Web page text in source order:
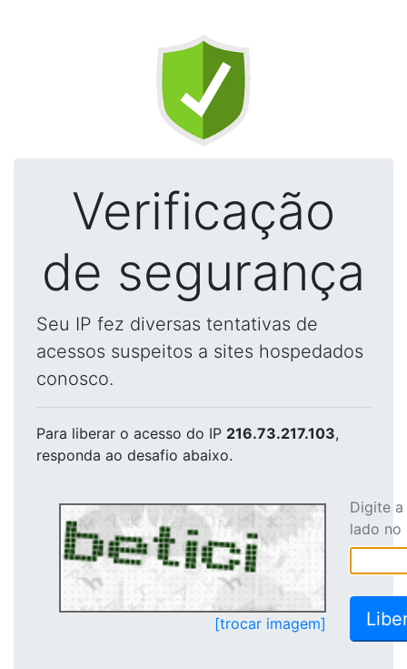
Verificação
de segurança
Seu IP fez diversas tentativas de
acessos suspeitos a sites hospedados
conosco.
Para liberar o acesso do IP 216.73.217.103,
responda ao desafio abaixo.
[trocar imagem]
Digite
lado no